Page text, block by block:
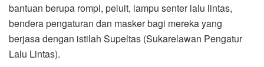
bantuan berupa rompi, peluit, lampu senter lalu lintas,
bendera pengaturan dan masker bagi mereka yang
berjasa dengan istilah Supeltas (Sukarelawan Pengatur
Lalu Lintas).